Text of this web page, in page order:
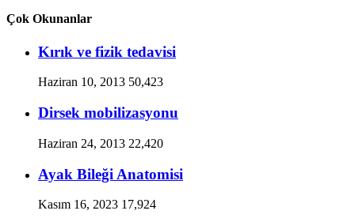
Çok Okunanlar
Kırık ve fizik tedavisi
Haziran 10, 2013 50,423
Dirsek mobilizasyonu
Haziran 24, 2013 22,420
Ayak Bileği Anatomisi
Kasım 16, 2023 17,924